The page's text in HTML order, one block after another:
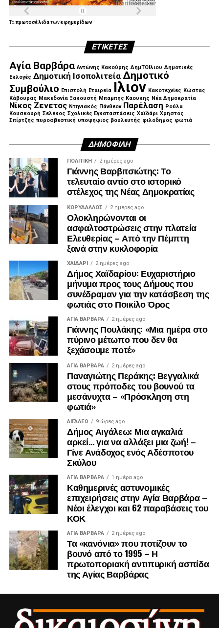
Ταπρωτοσέλιδατωνεφημερίδων
ΕΤΙΚΈΤΕΣ
Αγία Βαρβάρα Αντώνης Κακούρης ΔημΤΟΙλιου Δημοτικές
Εκλογές Δημοτική Ισοπολιτεία Δημοτικό
Συμβούλιο Επιστολή Εταιρεία Ιλιον Κακοτεχνίες Κώστας
Κάβουρας Μακεδονία Ξακουστή Μπαμπης Καουκης Νέα Δημοκρατία
Νίκος Ζενετος Ντηνιακός Πάνθεον Παρέλαση Ρούλα
Κουσκουρή Σελέκος Σχολικές Εγκαταστάσεις Χαϊδάρι Χρηστος
Σπίρτζης πυροσβεστική υποψηφιος βουλευτής φιλοδημος φωτιά
ΔΗΜΟΦΙΛΉ
ΠΟΛΙΤΙΚΉ 2 ημέρες ago
Γιάννης Βαρβιτσιώτης: Το
τελευταίο αντίο στο ιστορικό
στέλεχος της Νέας Δημοκρατίας
ΚΟΡΥΔΑΛΛΟΣ 2 ημέρες ago
Ολοκληρώνονται οι
ασφαλτοστρώσεις στην πλατεία
Ελευθερίας – Από την Πέμπτη
ξανά στην κυκλοφορία
ΧΑΪΔΑΡΙ 2 ημέρες ago
Δήμος Χαϊδαρίου: Ευχαριστήριο
μήνυμα προς τους Δήμους που
συνέδραμαν για την κατάσβεση της
φωτιάς στο Ποικίλο Όρος
ΑΓΙΑ ΒΑΡΒΑΡΑ 2 ημέρες ago
Γιάννης Πουλάκης: «Μια ημέρα στο
πύρινο μέτωπο που δεν θα
ξεχάσουμε ποτέ»
ΑΓΙΑ ΒΑΡΒΑΡΑ 2 ημέρες ago
Παναγιώτης Περάκης: Βεγγαλικά
στους πρόποδες του βουνού τα
μεσάνυχτα – «Πρόσκληση στη
φωτιά»
ΑΙΓΑΛΕΩ 9 ώρες ago
Δήμος Αιγάλεω: Μια αγκαλιά
αρκεί… για να αλλάξει μια ζωή! –
Γίνε Ανάδοχος ενός Αδέσποτου
Σκύλου
ΑΓΙΑ ΒΑΡΒΑΡΑ 1 ημέρα ago
Καθημερινές αστυνομικές
επιχειρήσεις στην Αγία Βαρβάρα –
Νέοι έλεγχοι και 62 παραβάσεις του
ΚΟΚ
ΑΓΙΑ ΒΑΡΒΑΡΑ 2 ημέρες ago
Τα «κανόνια» που ποτίζουν το
βουνό από το 1995 – Η
πρωτοποριακή αντιπυρική ασπίδα
της Αγίας Βαρβάρας